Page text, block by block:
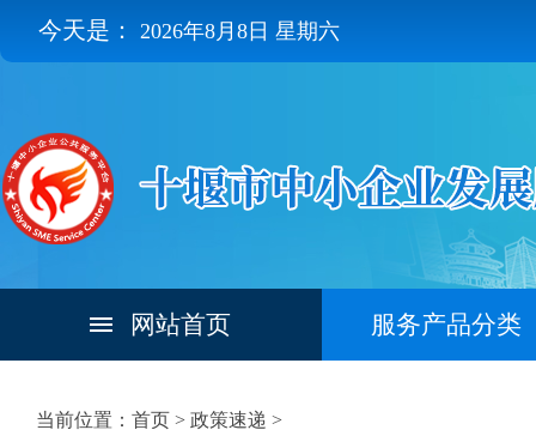
今天是： 2026年8月8日 星期六
网站首页 服务产品分类
当前位置：首页 > 政策速递 >